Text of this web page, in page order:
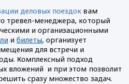
деловых поездок вам
тревел-менеджера, который
и организационными
и билеты
для встречи и
Комплексный подход
вложений  и при этом позволит
сразу множество задач.